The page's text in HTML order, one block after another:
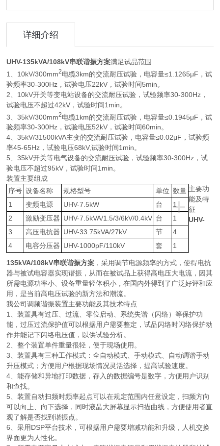
详细介绍
UHV-135kVA/108kV串联谐振方案满足试品范围
1、10kV/300mm2电缆3km的交流耐压试验，电容量≤1.1265μF，试
验频率30-300Hz，试验电压22kV，试验时间5min。
2、10kV开关等变电站设备的交流耐压试验，试验频率30-300Hz，
试验电压不超过42kV，试验时间1min。
3、35kV/300mm2电缆1km的交流耐压试验，电容量≤0.1945μF，试
验频率30-300Hz，试验电压52kV，试验时间60min。
4、35kV/31500kVA主变的交流耐压试验，电容量≤0.02μF，试验频
率45-65Hz，试验电压68kV,试验时间1min。
5、35kV开关等电气设备的交流耐压试验，试验频率30-300Hz，试
验电压不超过95kV，试验时间1min。
装置主要组成
+
序号 设备名称 规格型号 单位 数量
1
变频电源 UHV-7.5kW 台
1
2
激励变压器 UHV-7.5kVA/1.5/3/6kV/0.4kV 台
1
3
高压电抗器 UHV-33.75kVA/27kV 节
4
4
电容分压器 UHV-1000pF/110kV 套 1
主要功
能及特
征
UHV-
135kVA/108kV串联谐振方案 ，采用调节电源频率的方式，使得电抗
器与被试电容器实现谐振，从而在被试品上获得高电压大电流，因其
所需电源功率小、设备重量轻体积小，在国内外得到了广泛好评和应
用，是当前高电压试验的新方法和潮流。
我公司调频谐振装置主要功能及其技术特点
1、装置具有过压、过流、零位启动、系统失谐（闪络）等保护功
能，过压过流保护值可以根据用户需要整定，试品闪络时闪络保护动
作并能记下闪络电压值，以供试验分析。
2、整个装置单件重量很轻，便于现场使用。
3、装置具有三种工作模式：全自动模式、手动模式、自动调谐手动
升压模式；方便用户根据现场情况灵活选择，提高试验速度。
4、能存储和异地打印数据，存入的数据编号是数字，方便用户识别
和查找。
5、装置自动扫频时频率起点可以在规定范围内任意设定，扫频方向
可以向上、向下选择，同时液晶大屏幕显示扫描曲线，方便使用者直
观了解是否找到谐振点。
6、采用DSP平台技术，可根据用户需要增减功能和升级，人机交换
界面更为人性化。